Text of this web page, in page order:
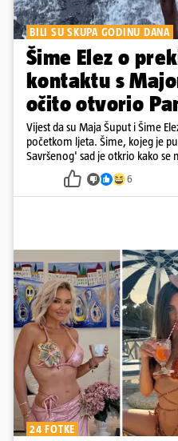
BILI SU SKUPA GODINU DANA
Šime Elez o
kontaktu s
očito otvorio
Vijest da su Maja Šuput i Šime
početkom ljeta. Šime, kojeg je
Savršenog' sad je otkrio kako se
6
24 FOTKE